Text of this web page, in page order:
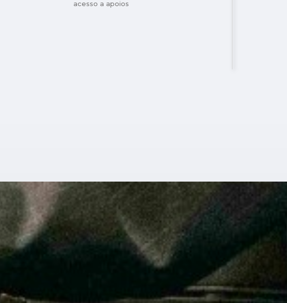
acesso a apoios